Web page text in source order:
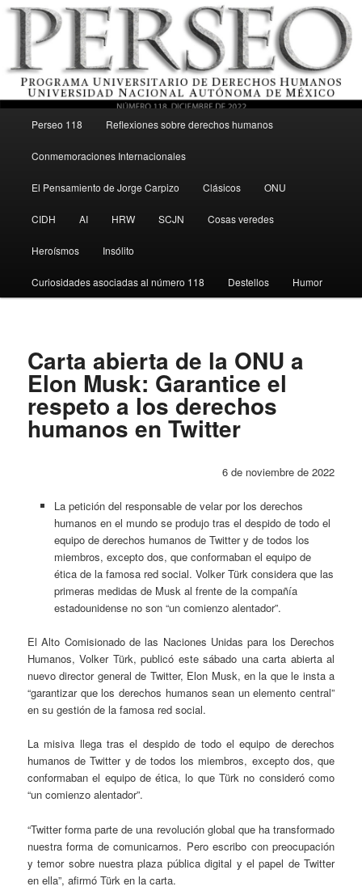
Perseo – PUDH UNAM
Ir al contenido secundario
Perseo 118 Reflexiones sobre derechos humanos
Conmemoraciones Internacionales
El Pensamiento de Jorge Carpizo Clásicos ONU
CIDH AI HRW SCJN Cosas veredes
Heroísmos Insólito
Curiosidades asociadas al número 118 Destellos Humor
Carta abierta de la ONU a
Elon Musk: Garantice el
respeto a los derechos
humanos en Twitter
6 de noviembre de 2022
La petición del responsable de velar por los derechos
humanos en el mundo se produjo tras el despido de todo el
equipo de derechos humanos de Twitter y de todos los
miembros, excepto dos, que conformaban el equipo de
ética de la famosa red social. Volker Türk considera que las
primeras medidas de Musk al frente de la compañía
estadounidense no son “un comienzo alentador”.
El Alto Comisionado de las Naciones Unidas para los Derechos
Humanos, Volker Türk, publicó este sábado una carta abierta al
nuevo director general de Twitter, Elon Musk, en la que le insta a
“garantizar que los derechos humanos sean un elemento central”
en su gestión de la famosa red social.
La misiva llega tras el despido de todo el equipo de derechos
humanos de Twitter y de todos los miembros, excepto dos, que
conformaban el equipo de ética, lo que Türk no consideró como
“un comienzo alentador”.
“Twitter forma parte de una revolución global que ha transformado
nuestra forma de comunicarnos. Pero escribo con preocupación
y temor sobre nuestra plaza pública digital y el papel de Twitter
en ella”, afirmó Türk en la carta.